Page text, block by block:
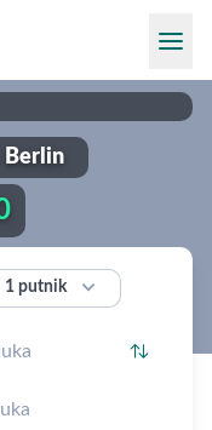
Berlin
1 putnik 
